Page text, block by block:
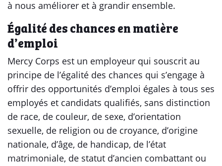
à nous améliorer et à grandir ensemble.
Égalité des chances en matière
d’emploi
Mercy Corps est un employeur qui souscrit au
principe de l’égalité des chances qui s’engage à
offrir des opportunités d’emploi égales à tous ses
employés et candidats qualifiés, sans distinction
de race, de couleur, de sexe, d’orientation
sexuelle, de religion ou de croyance, d’origine
nationale, d’âge, de handicap, de l’état
matrimoniale, de statut d’ancien combattant ou